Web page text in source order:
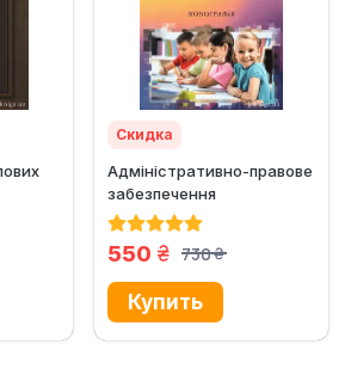
Скидка
Адміністративно-правове
забезпечення
інформаційної безпеки
730
грн.
550 грн.